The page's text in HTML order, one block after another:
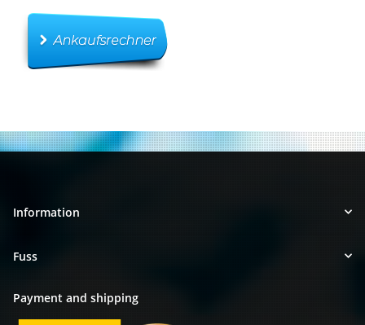
Information
Fuss
Payment and shipping